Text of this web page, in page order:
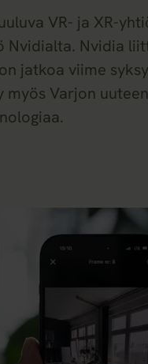
VR- ja XR-
Nvidia
jatkoa viime
Varjon